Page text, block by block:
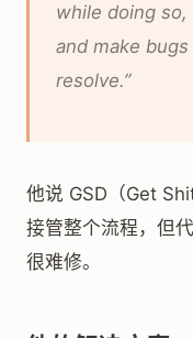
while doing
and make
resolve.”
他说 GSD（Get
接管整个流程，但
很难修。